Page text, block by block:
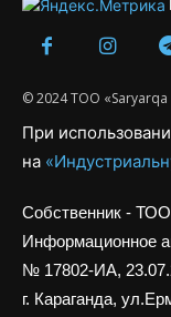
© 2024 ТОО «Saryarqa
При
на
Собственник -
Информационное
№ 17802-ИА,
г. Караганда,